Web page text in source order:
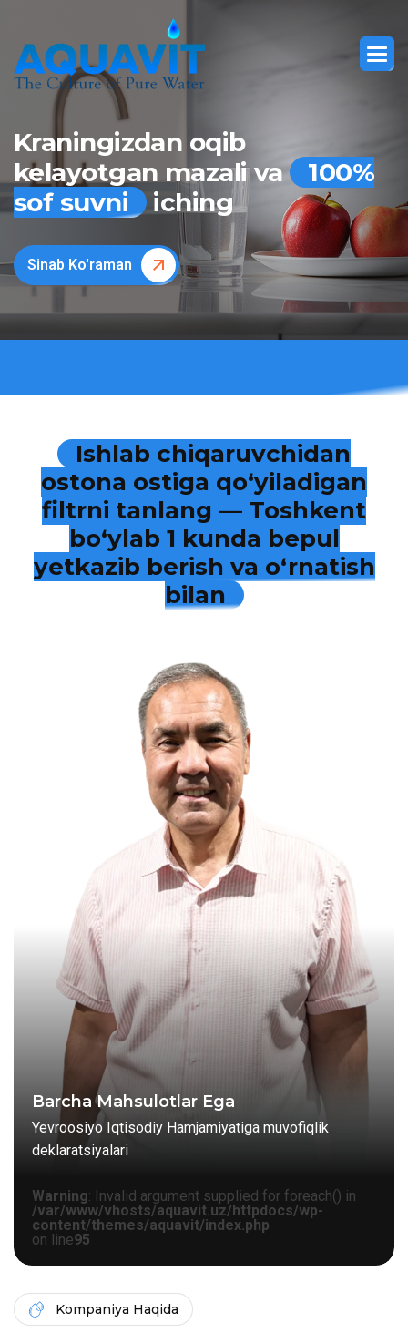
Kraningizdan oqib
kelayotgan mazali va
100%
sof suvni
iching
Sinab Ko'raman
Ishlab chiqaruvchidan
ostona ostiga qo‘yiladigan
filtrni tanlang — Toshkent
bo‘ylab 1 kunda bepul
yetkazib berish va o‘rnatish
bilan
Barcha Mahsulotlar Ega
Yevroosiyo Iqtisodiy Hamjamiyatiga muvofiqlik
deklaratsiyalari
Warning: Invalid argument supplied for foreach() in
/var/www/vhosts/aquavit.uz/httpdocs/wp-
content/themes/aquavit/index.php
on line95
Kompaniya Haqida